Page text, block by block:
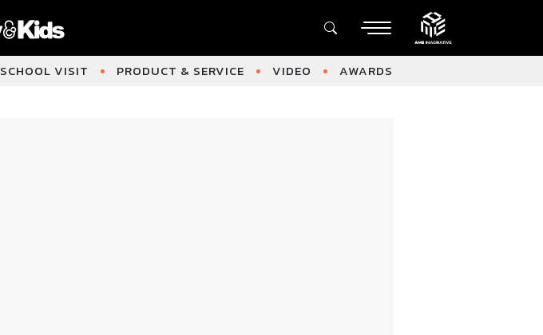
SCHOOL VISIT PRODUCT & SERVICE VIDEO AWARDS